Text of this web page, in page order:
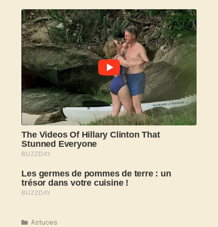
Catégories
Astuces